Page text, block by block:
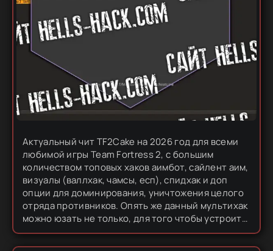
Актуальный чит TF2Cake на 2026 год для всеми
любимой игры Team Fortress 2, с большим
количеством топовых хаков аимбот, сайлент аим,
визуалы (валлхак, чамсы, есп), спидхак и доп
опции для доминирования, уничтожения целого
отряда противников. Опять же данный мультихак
можно юзать не только, для того чтобы устроить
в катке мясорубку, но и конечно же тупо
фаниться, троллить и...